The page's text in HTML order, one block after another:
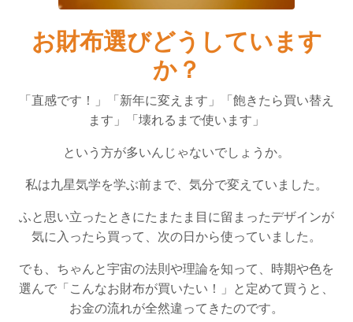
お財布選びどうしています
か？
「直感です！」「新年に変えます」「飽きたら買い替え
ます」「壊れるまで使います」
という方が多いんじゃないでしょうか。
私は九星気学を学ぶ前まで、気分で変えていました。
ふと思い立ったときにたまたま目に留まったデザインが
気に入ったら買って、次の日から使っていました。
でも、ちゃんと宇宙の法則や理論を知って、時期や色を
選んで「こんなお財布が買いたい！」と定めて買うと、
お金の流れが全然違ってきたのです。